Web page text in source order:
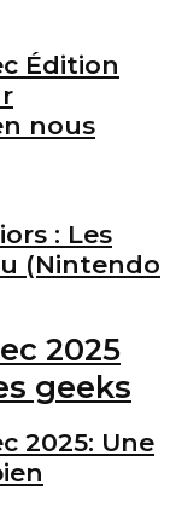
Édition
nous
: Les
(Nintendo
2025: Une